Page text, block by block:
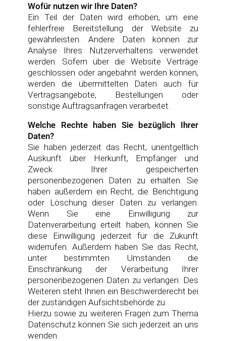
Wofür nutzen wir Ihre Daten?
Ein Teil der Daten wird erhoben, um eine
fehlerfreie Bereitstellung der Website zu
gewährleisten. Andere Daten können zur
Analyse Ihres Nutzerverhaltens verwendet
werden. Sofern über die Website Verträge
geschlossen oder angebahnt werden können,
werden die übermittelten Daten auch für
Vertragsangebote, Bestellungen oder
sonstige Auftragsanfragen verarbeitet.
Welche Rechte haben Sie bezüglich Ihrer
Daten?
Sie haben jederzeit das Recht, unentgeltlich
Auskunft über Herkunft, Empfänger und
Zweck Ihrer gespeicherten
personenbezogenen Daten zu erhalten. Sie
haben außerdem ein Recht, die Berichtigung
oder Löschung dieser Daten zu verlangen.
Wenn Sie eine Einwilligung zur
Datenverarbeitung erteilt haben, können Sie
diese Einwilligung jederzeit für die Zukunft
widerrufen. Außerdem haben Sie das Recht,
unter bestimmten Umständen die
Einschränkung der Verarbeitung Ihrer
personenbezogenen Daten zu verlangen. Des
Weiteren steht Ihnen ein Beschwerderecht bei
der zuständigen Aufsichtsbehörde zu.
Hierzu sowie zu weiteren Fragen zum Thema
Datenschutz können Sie sich jederzeit an uns
wenden.